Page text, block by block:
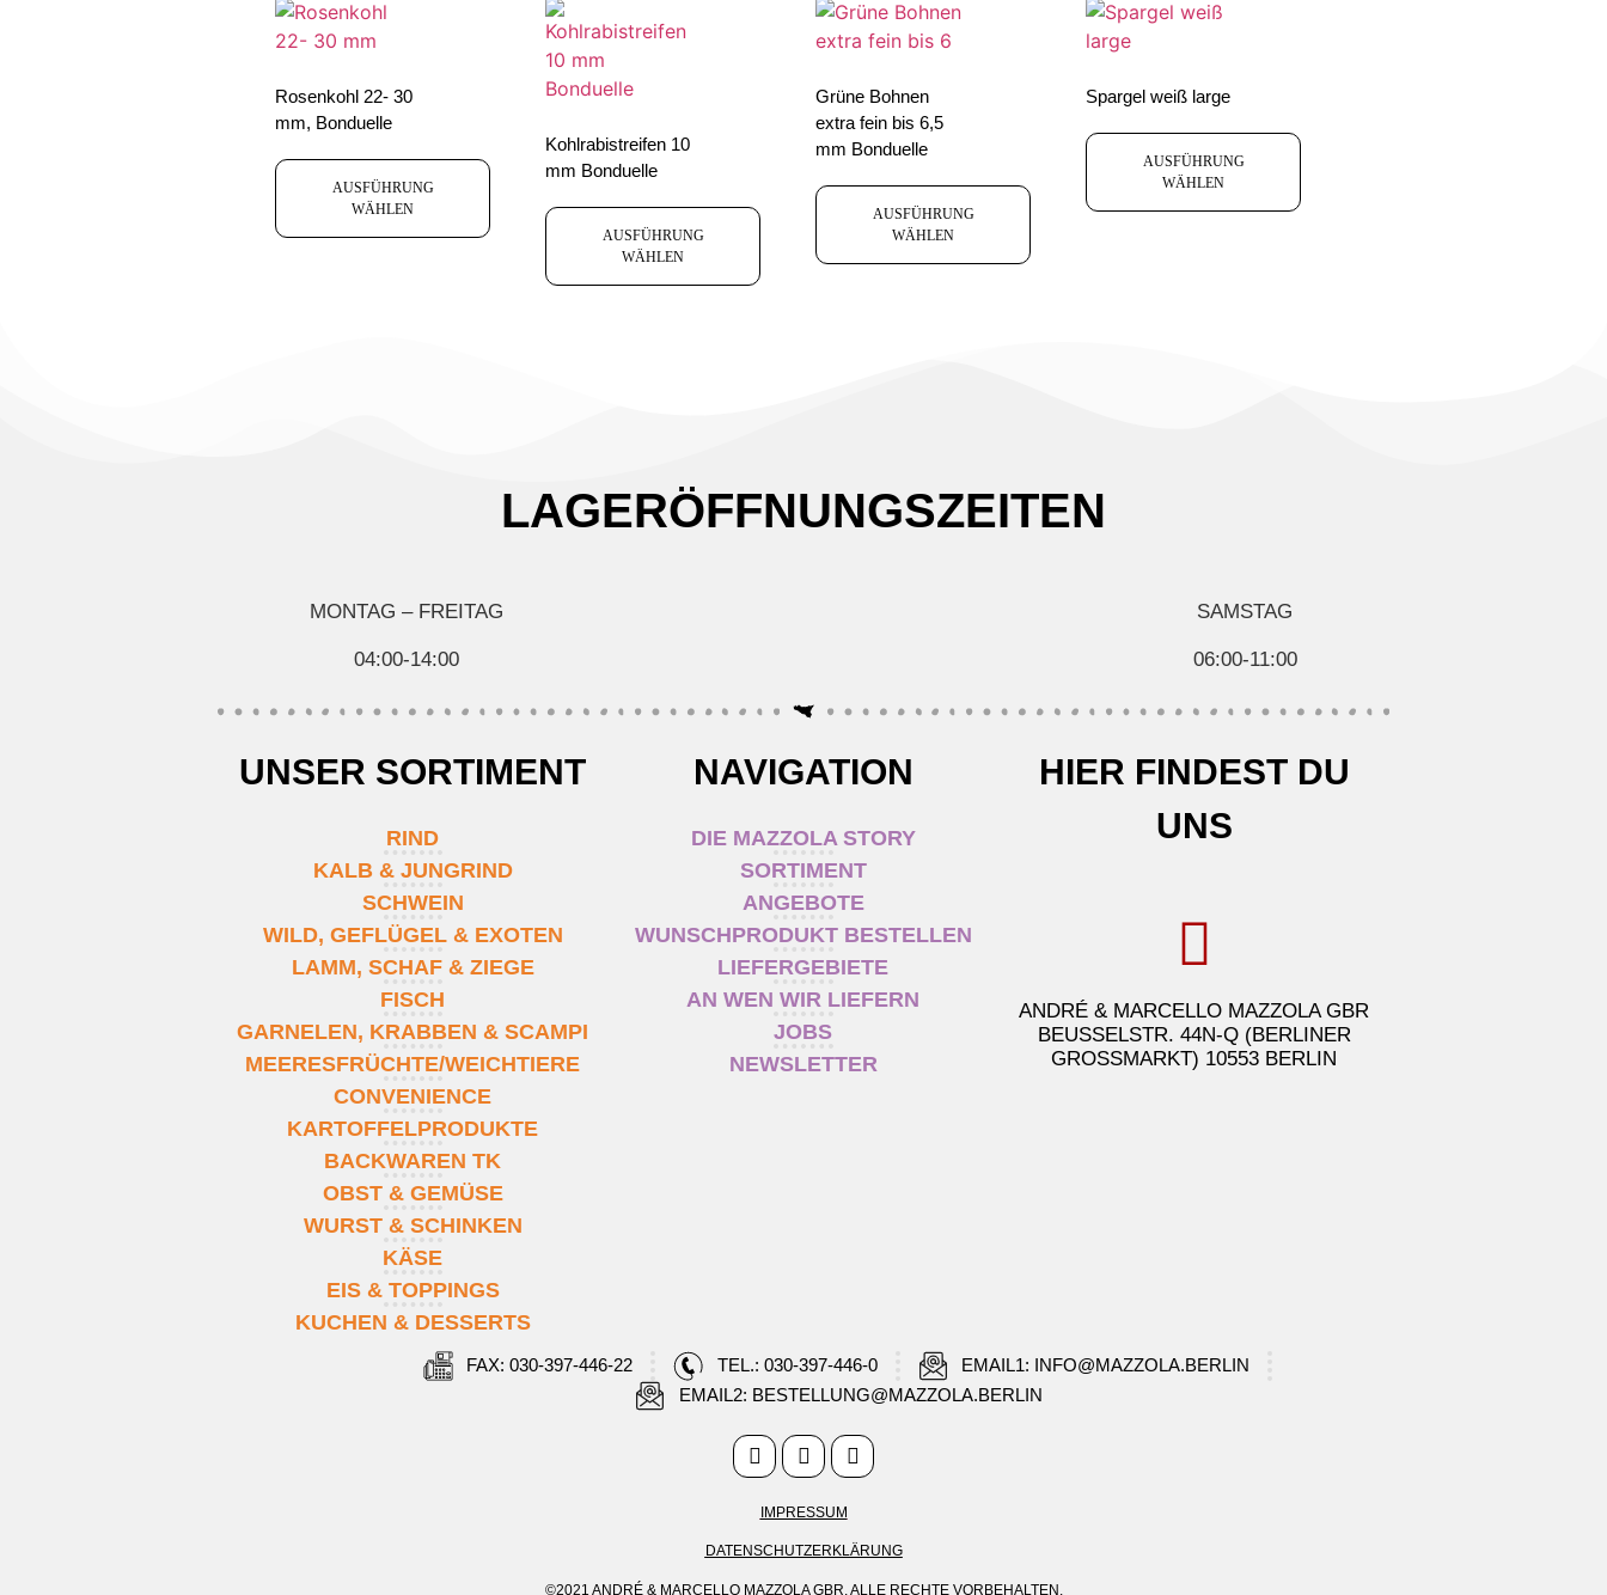
Rosenkohl 22- 30
mm, Bonduelle
AUSFÜHRUNG
WÄHLEN
Kohlrabistreifen 10
mm Bonduelle
AUSFÜHRUNG
WÄHLEN
Grüne Bohnen
extra fein bis 6,5
mm Bonduelle
AUSFÜHRUNG
WÄHLEN
Spargel weiß large
AUSFÜHRUNG
WÄHLEN
LAGERÖFFNUNGSZEITEN
MONTAG – FREITAG
04:00-14:00
SAMSTAG
06:00-11:00
UNSER SORTIMENT
RIND
KALB & JUNGRIND
SCHWEIN
WILD, GEFLÜGEL & EXOTEN
LAMM, SCHAF & ZIEGE
FISCH
GARNELEN, KRABBEN & SCAMPI
MEERESFRÜCHTE/WEICHTIERE
CONVENIENCE
KARTOFFELPRODUKTE
BACKWAREN TK
OBST & GEMÜSE
WURST & SCHINKEN
KÄSE
EIS & TOPPINGS
KUCHEN & DESSERTS
NAVIGATION
DIE MAZZOLA STORY
SORTIMENT
ANGEBOTE
WUNSCHPRODUKT BESTELLEN
LIEFERGEBIETE
AN WEN WIR LIEFERN
JOBS
NEWSLETTER
HIER FINDEST DU
UNS
ANDRÉ & MARCELLO MAZZOLA GBR
BEUSSELSTR. 44N-Q (BERLINER
GROSSMARKT) 10553 BERLIN
FAX: 030-397-446-22 TEL.: 030-397-446-0
EMAIL1: INFO@MAZZOLA.BERLIN
EMAIL2: BESTELLUNG@MAZZOLA.BERLIN
IMPRESSUM
DATENSCHUTZERKLÄRUNG
©2021 ANDRÉ & MARCELLO MAZZOLA GBR. ALLE RECHTE VORBEHALTEN.